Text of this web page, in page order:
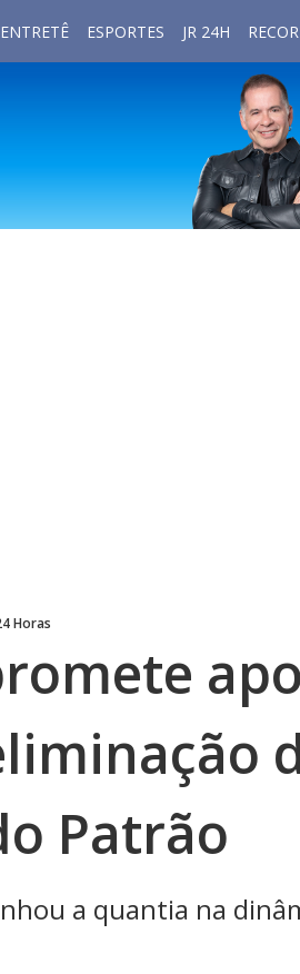
ENTRETÊ ESPORTES JR 24H
Horas
Patrão
a quantia na